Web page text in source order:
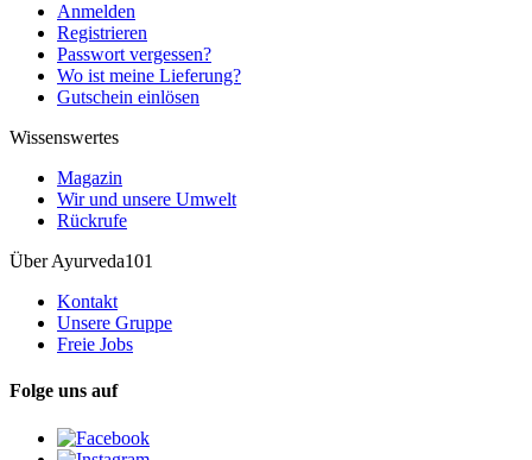
Anmelden
Registrieren
Passwort vergessen?
Wo ist meine Lieferung?
Gutschein einlösen
Wissenswertes
Magazin
Wir und unsere Umwelt
Rückrufe
Über Ayurveda101
Kontakt
Unsere Gruppe
Freie Jobs
Folge uns auf